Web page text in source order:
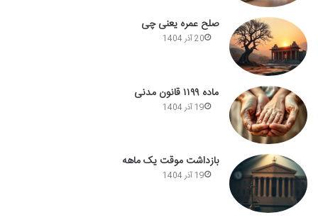
صلح عمره یعنی چی
20 آذر 1404
ماده ۱۱۹۹ قانون مدنی
19 آذر 1404
بازداشت موقت یک ماهه
19 آذر 1404